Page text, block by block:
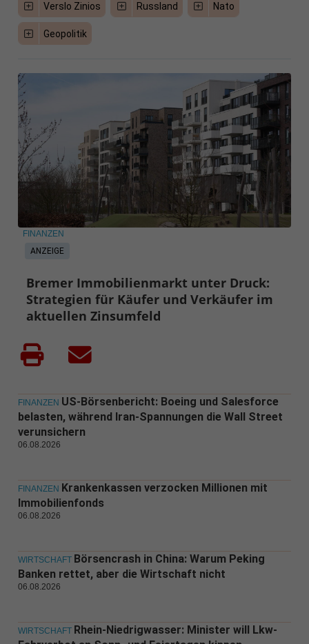
Verslo Zinios Russland Nato
Geopolitik
ANZEIGE
FINANZEN
Bremer Immobilienmarkt unter Druck:
Strategien für Käufer und Verkäufer im
aktuellen Zinsumfeld
FINANZEN US-Börsenbericht: Boeing und Salesforce
belasten, während Iran-Spannungen die Wall Street
verunsichern
06.08.2026
FINANZEN Krankenkassen verzocken Millionen mit
Immobilienfonds
06.08.2026
WIRTSCHAFT Börsencrash in China: Warum Peking
Banken rettet, aber die Wirtschaft nicht
06.08.2026
WIRTSCHAFT Rhein-Niedrigwasser: Minister will Lkw-